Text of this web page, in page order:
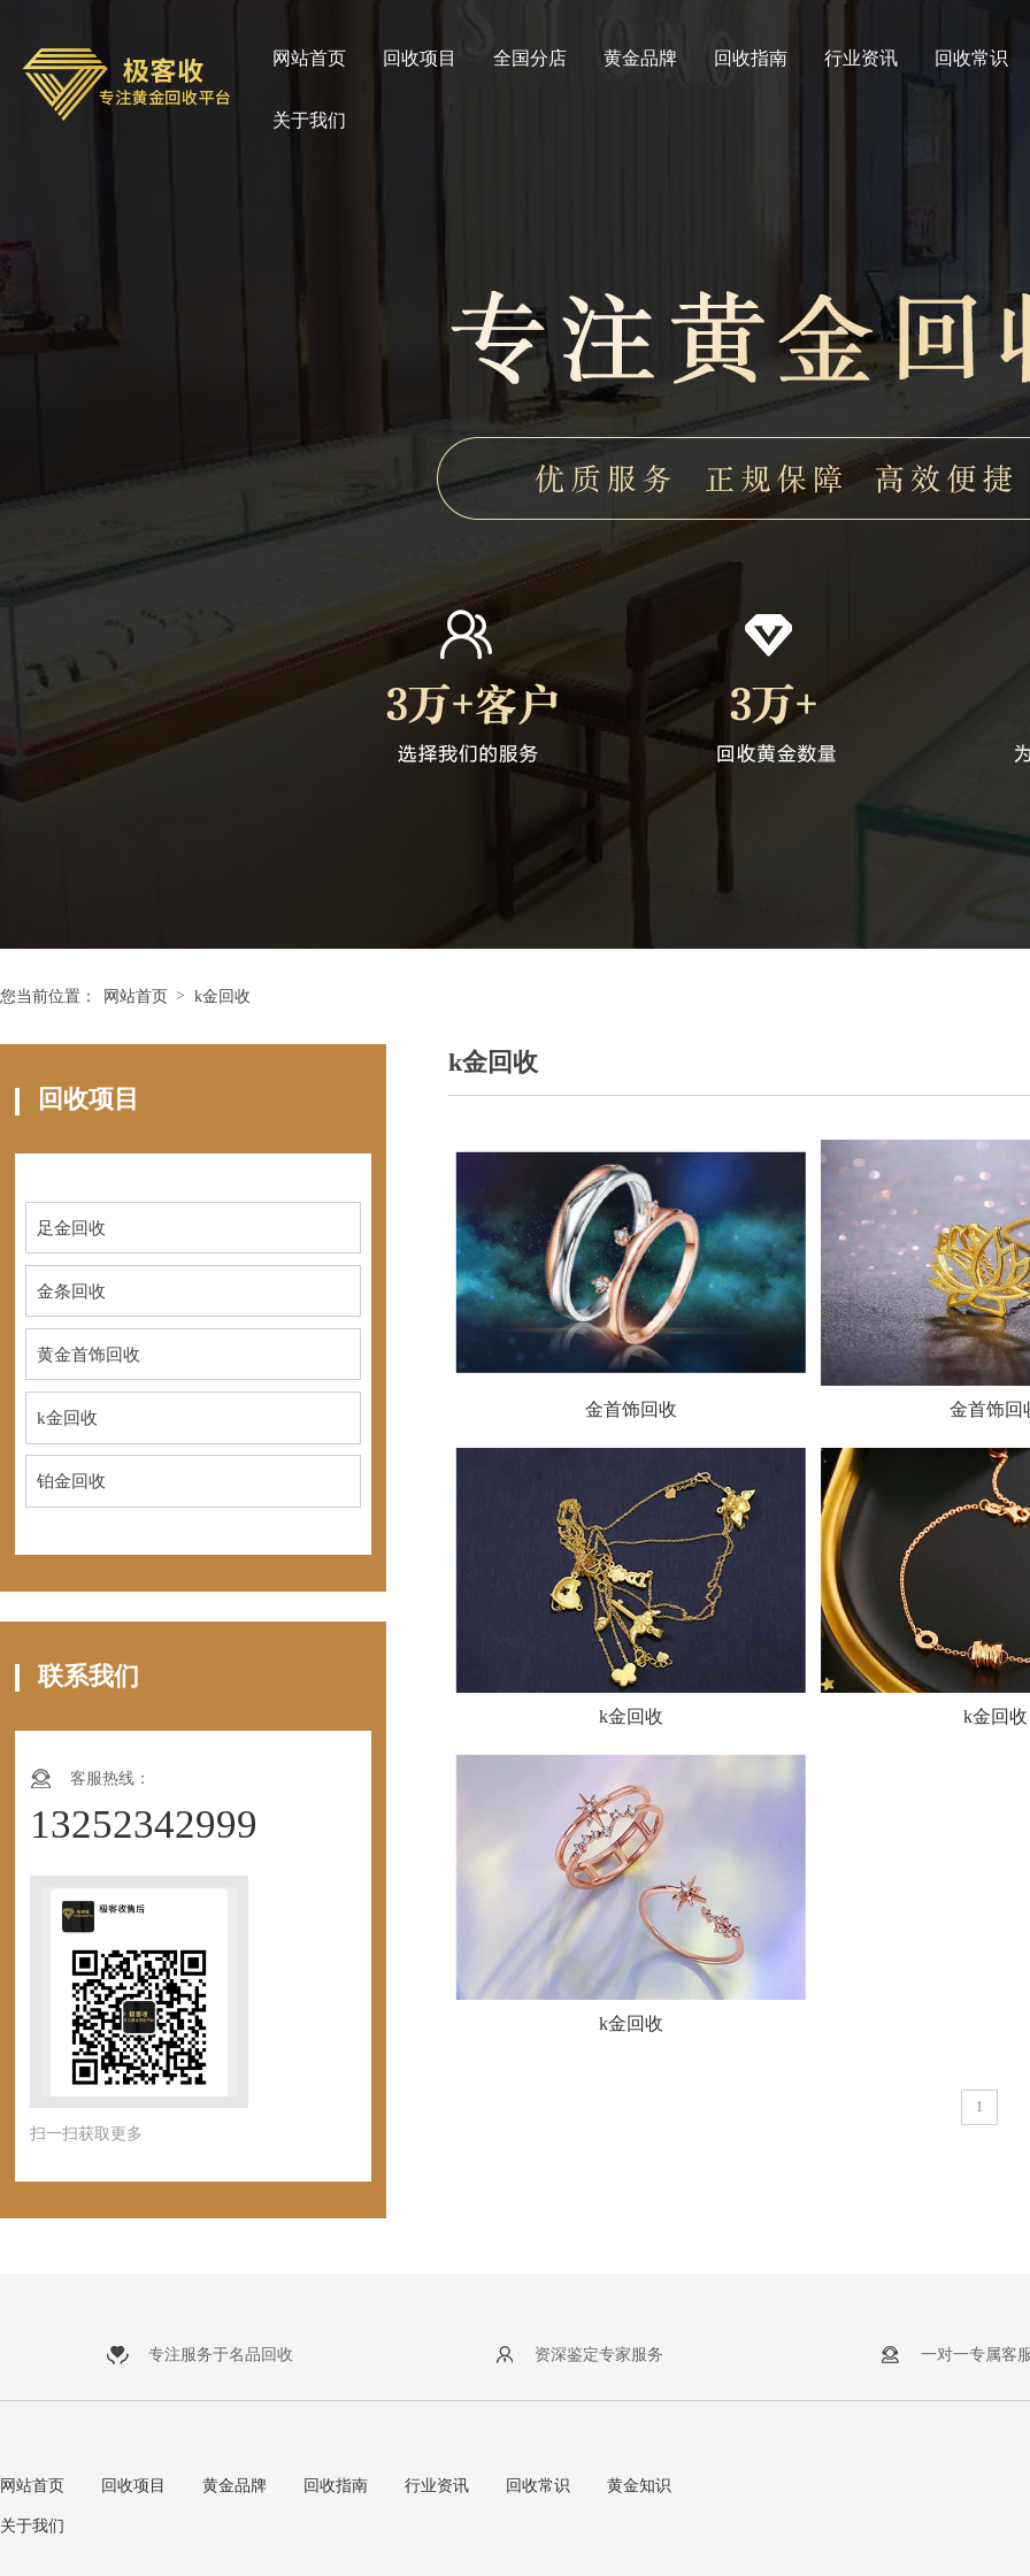
网站首页 回收项目 全国分店 黄金品牌 回收指南 行业资讯 回收常识
关于我们
您当前位置： 网站首页 > k金回收
回收项目
足金回收
金条回收
黄金首饰回收
k金回收
铂金回收
联系我们
客服热线：
13252342999
扫一扫获取更多
k金回收
金首饰回收 金首饰回
k金回收 k金回收
k金回收
1
专注服务于名品回收 资深鉴定专家服务 一对一专属客
网站首页 回收项目 黄金品牌 回收指南 行业资讯 回收常识 黄金知识
关于我们